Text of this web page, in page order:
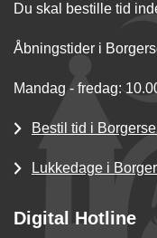
Du skal bestille tid
Åbningstider i
Mandag - fredag:
Bestil tid i
Lukkedage i
Digital Hotline